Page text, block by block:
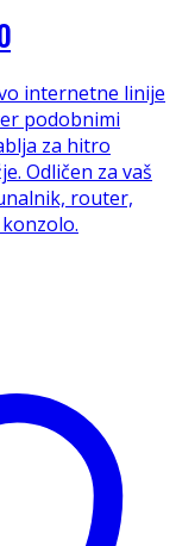
internetne linije
podobnimi
za hitro
Odličen za vaš
router,